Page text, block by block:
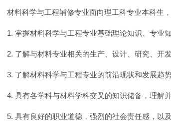
材料科学与工程辅修专业面向理工科专业本科生
1. 掌握材料科学与工程专业基础理论知识、专业
2. 了解与材料专业相关的生产、设计、研究、开
3. 了解材料科学与工程专业的前沿现状和发展趋势
4. 具有各学科与材料学科交叉的知识储备，理解
5. 具有良好的职业道德，强烈的社会责任感，以